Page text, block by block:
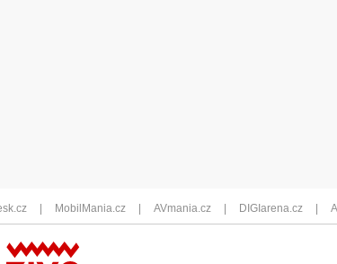
MobilMania.cz AVmania.cz DIGIarena.cz